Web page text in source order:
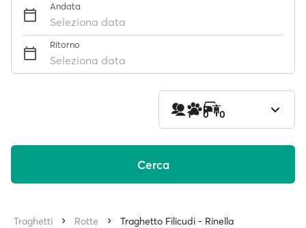
Andata
Seleziona data
Ritorno
Seleziona data
1 0 0
Cerca
Traghetti Rotte Traghetto Filicudi - Rinella